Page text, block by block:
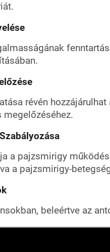
révén
megelőzéséhez.
a pajzsmirigy
a pajzsmirigy-
beleértve az